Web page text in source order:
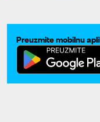
Preuzmite mobilnu